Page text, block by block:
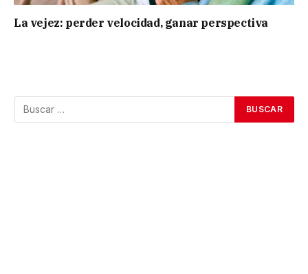
La vejez: perder velocidad, ganar perspectiva